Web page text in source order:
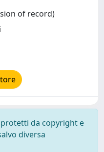
of record)
protetti da copyright e
diversa